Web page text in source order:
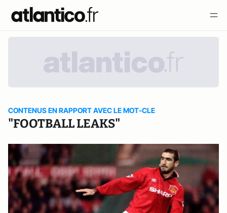
CONTENUS EN RAPPORT AVEC LE MOT-CLE
"FOOTBALL LEAKS"